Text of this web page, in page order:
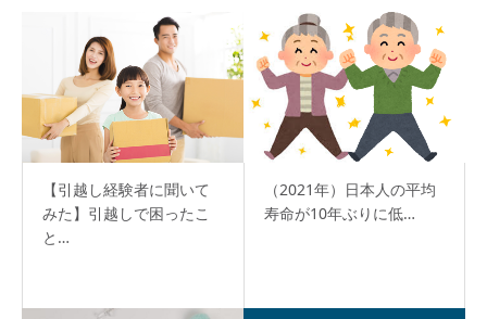
【引越し経験者に聞いて
みた】引越しで困ったこ
と…
（2021年）日本人の平均
寿命が10年ぶりに低…